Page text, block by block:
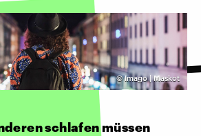
©Imago | Maskot
schlafen müssen